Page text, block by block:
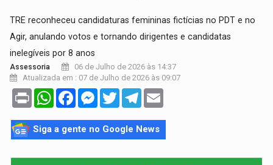
TRE reconheceu candidaturas femininas fictícias no PDT e no
Agir, anulando votos e tornando dirigentes e candidatas
inelegíveis por 8 anos
Assessoria
06 de Julho de 2026 às 14:37
Atualizada em : 07 de Julho de 2026 às 09:07
Print WhatsAppFacebookMessenger
TwitterTelegram
Siga a gente no Google News